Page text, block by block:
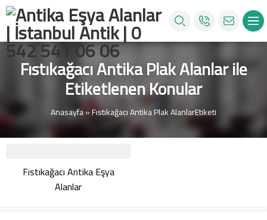
Fıstıkağacı Antika Plak Alanlar ile
Etiketlenen Konular
Anasayfa»Fıstıkağacı Antika Plak AlanlarEtiketi
Fıstıkağacı Antika Eşya
Alanlar